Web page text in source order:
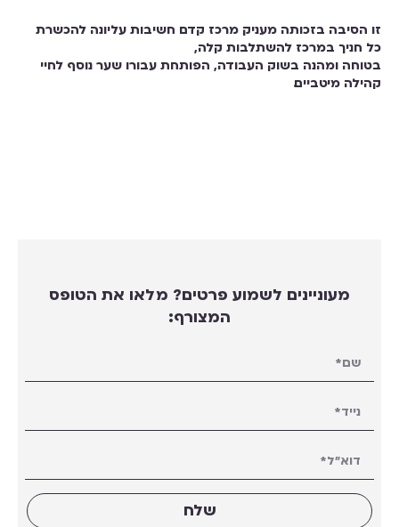
זו הסיבה בזכותה מעניק מרכז קדם חשיבות עליונה להכשרת
כל חניך במרכז להשתלבות קלה,
בטוחה ומהנה בשוק העבודה, הפותחת עבורו שער נוסף לחיי
קהילה מיטביים.
מעוניינים לשמוע פרטים? מלאו את הטופס
המצורף:
שלח